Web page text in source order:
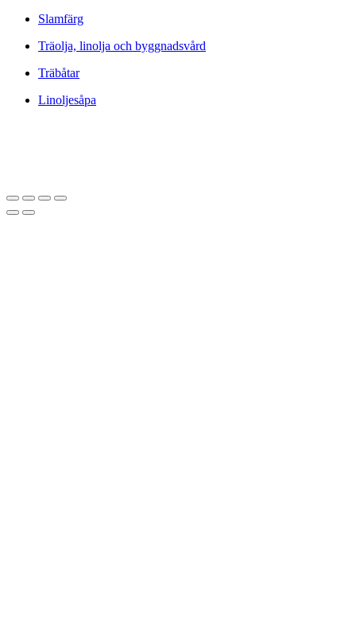
Slamfärg
Träolja, linolja och byggnadsvård
Träbåtar
Linoljesåpa